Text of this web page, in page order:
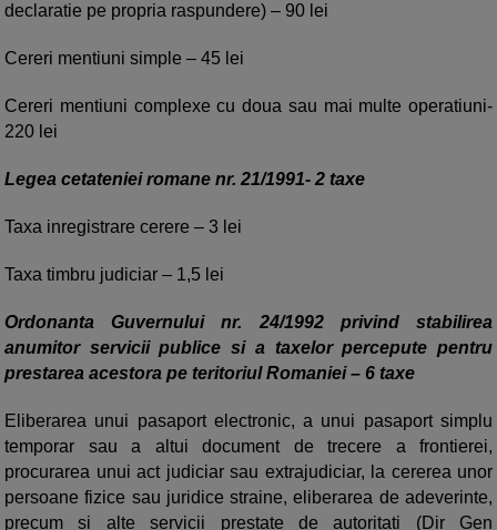
declaratie pe propria raspundere) – 90 lei
Cereri mentiuni simple – 45 lei
Cereri mentiuni complexe cu doua sau mai multe operatiuni-
220 lei
Legea cetateniei romane nr. 21/1991- 2 taxe
Taxa inregistrare cerere – 3 lei
Taxa timbru judiciar – 1,5 lei
Ordonanta Guvernului nr. 24/1992 privind stabilirea
anumitor servicii publice si a taxelor percepute pentru
prestarea acestora pe teritoriul Romaniei – 6 taxe
Eliberarea unui pasaport electronic, a unui pasaport simplu
temporar sau a altui document de trecere a frontierei,
procurarea unui act judiciar sau extrajudiciar, la cererea unor
persoane fizice sau juridice straine, eliberarea de adeverinte,
precum si alte servicii prestate de autoritati (Dir Gen